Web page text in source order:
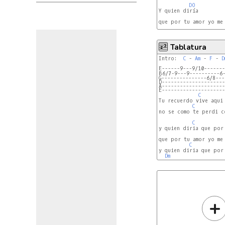
DO
Y quien diría
que por tu amor yo
Tablatura
Intro: C - Am - F -
E------9---9/
G---------------6/
C
Tu recuerdo vive
C
no se como te perdi
C
y quien diria que por
que por tu amor yo
C
y quien diria que por
Dm
+